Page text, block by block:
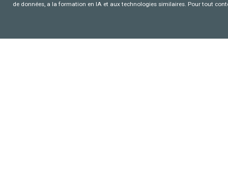
de données, a la formation en IA et aux technologies similaires. Pour tout